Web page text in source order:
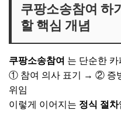
쿠팡소송참여 하
할 핵심 개념
쿠팡소송참여 는 단순한
① 참여 의사 표기 → ② 증
위임
이렇게 이어지는 정식 절차